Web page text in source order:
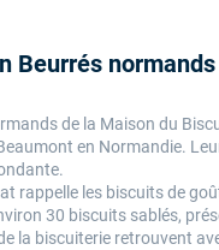
Beurrés
de la Maison du
en Normandie.
rappelle les biscuits de
30 biscuits sablés,
la biscuiterie retrouvent